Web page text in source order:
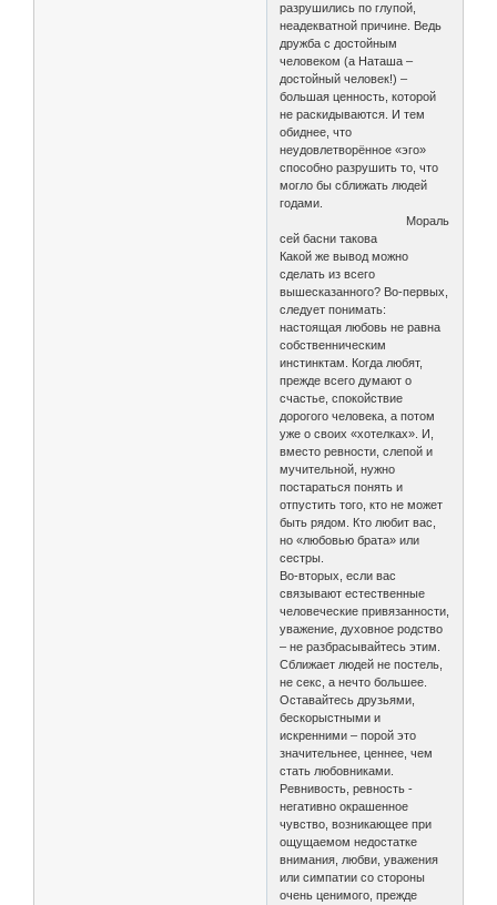
разрушились по глупой,
неадекватной причине. Ведь
дружба с достойным
человеком (а Наташа –
достойный человек!) –
большая ценность, которой
не раскидываются. И тем
обиднее, что
неудовлетворённое «эго»
способно разрушить то, что
могло бы сближать людей
годами.
Мораль
сей басни такова
Какой же вывод можно
сделать из всего
вышесказанного? Во-первых,
следует понимать:
настоящая любовь не равна
собственническим
инстинктам. Когда любят,
прежде всего думают о
счастье, спокойствие
дорогого человека, а потом
уже о своих «хотелках». И,
вместо ревности, слепой и
мучительной, нужно
постараться понять и
отпустить того, кто не может
быть рядом. Кто любит вас,
но «любовью брата» или
сестры.
Во-вторых, если вас
связывают естественные
человеческие привязанности,
уважение, духовное родство
– не разбрасывайтесь этим.
Сближает людей не постель,
не секс, а нечто большее.
Оставайтесь друзьями,
бескорыстными и
искренними – порой это
значительнее, ценнее, чем
стать любовниками.
Ревнивость, ревность -
негативно окрашенное
чувство, возникающее при
ощущаемом недостатке
внимания, любви, уважения
или симпатии со стороны
очень ценимого, прежде